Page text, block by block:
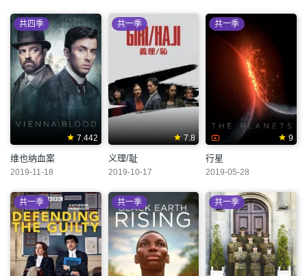
7.442
共四季
维也纳血案
2019-11-18
7.8
共一季
义理/耻
2019-10-17
9
共一季
行星
2019-05-28
共一季 共一季 共一季